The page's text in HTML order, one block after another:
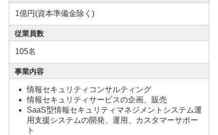
1億円(資本準備金除く)
従業員数
105名
事業内容
情報セキュリティコンサルティング
情報セキュリティサービスの企画、販売
SaaS型情報セキュリティマネジメントシステム運
用支援システムの開発、運用、カスタマーサポー
ト